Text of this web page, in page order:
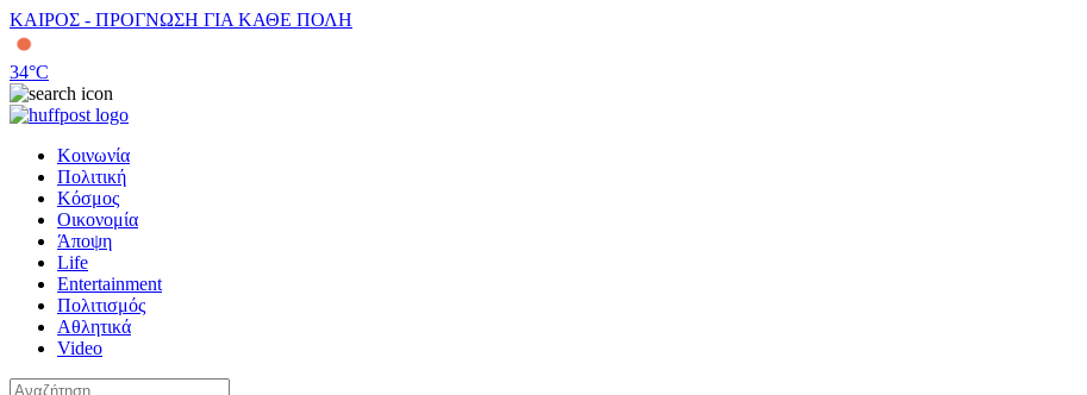
ΚΑΙΡΟΣ - ΠΡΟΓΝΩΣΗ ΓΙΑ ΚΑΘΕ ΠΟΛΗ
34°C
Κοινωνία
Πολιτική
Κόσμος
Οικονομία
Άποψη
Life
Entertainment
Πολιτισμός
Αθλητικά
Video